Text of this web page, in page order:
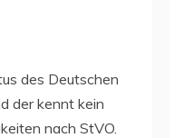
des Deutschen
der kennt kein
nach StVO.